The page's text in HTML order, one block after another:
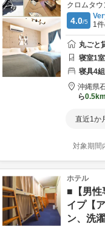
クロムタウ
4.0/5
1
丸ごと
寝室1室
寝具4組
沖縄県
ら0.5km
直近1か
対象期間
ホテル
■【男
イプ【
ン、洗